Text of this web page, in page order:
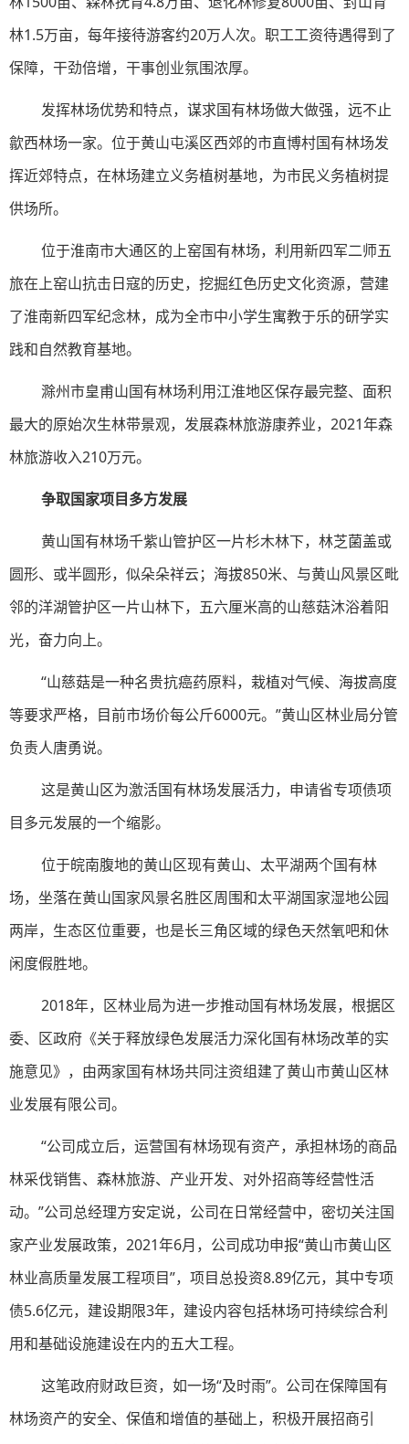
林1.5万亩，每年接待游客约20万人次。职工工资待遇得到了
保障，干劲倍增，干事创业氛围浓厚。
发挥林场优势和特点，谋求国有林场做大做强，远不止
歙西林场一家。位于黄山屯溪区西郊的市直博村国有林场发
挥近郊特点，在林场建立义务植树基地，为市民义务植树提
供场所。
位于淮南市大通区的上窑国有林场，利用新四军二师五
旅在上窑山抗击日寇的历史，挖掘红色历史文化资源，营建
了淮南新四军纪念林，成为全市中小学生寓教于乐的研学实
践和自然教育基地。
滁州市皇甫山国有林场利用江淮地区保存最完整、面积
最大的原始次生林带景观，发展森林旅游康养业，2021年森
林旅游收入210万元。
争取国家项目多方发展
黄山国有林场千紫山管护区一片杉木林下，林芝菌盖或
圆形、或半圆形，似朵朵祥云；海拔850米、与黄山风景区毗
邻的洋湖管护区一片山林下，五六厘米高的山慈菇沐浴着阳
光，奋力向上。
“山慈菇是一种名贵抗癌药原料，栽植对气候、海拔高度
等要求严格，目前市场价每公斤6000元。”黄山区林业局分管
负责人唐勇说。
这是黄山区为激活国有林场发展活力，申请省专项债项
目多元发展的一个缩影。
位于皖南腹地的黄山区现有黄山、太平湖两个国有林
场，坐落在黄山国家风景名胜区周围和太平湖国家湿地公园
两岸，生态区位重要，也是长三角区域的绿色天然氧吧和休
闲度假胜地。
2018年，区林业局为进一步推动国有林场发展，根据区
委、区政府《关于释放绿色发展活力深化国有林场改革的实
施意见》，由两家国有林场共同注资组建了黄山市黄山区林
业发展有限公司。
“公司成立后，运营国有林场现有资产，承担林场的商品
林采伐销售、森林旅游、产业开发、对外招商等经营性活
动。”公司总经理方安定说，公司在日常经营中，密切关注国
家产业发展政策，2021年6月，公司成功申报“黄山市黄山区
林业高质量发展工程项目”，项目总投资8.89亿元，其中专项
债5.6亿元，建设期限3年，建设内容包括林场可持续综合利
用和基础设施建设在内的五大工程。
这笔政府财政巨资，如一场“及时雨”。公司在保障国有
林场资产的安全、保值和增值的基础上，积极开展招商引